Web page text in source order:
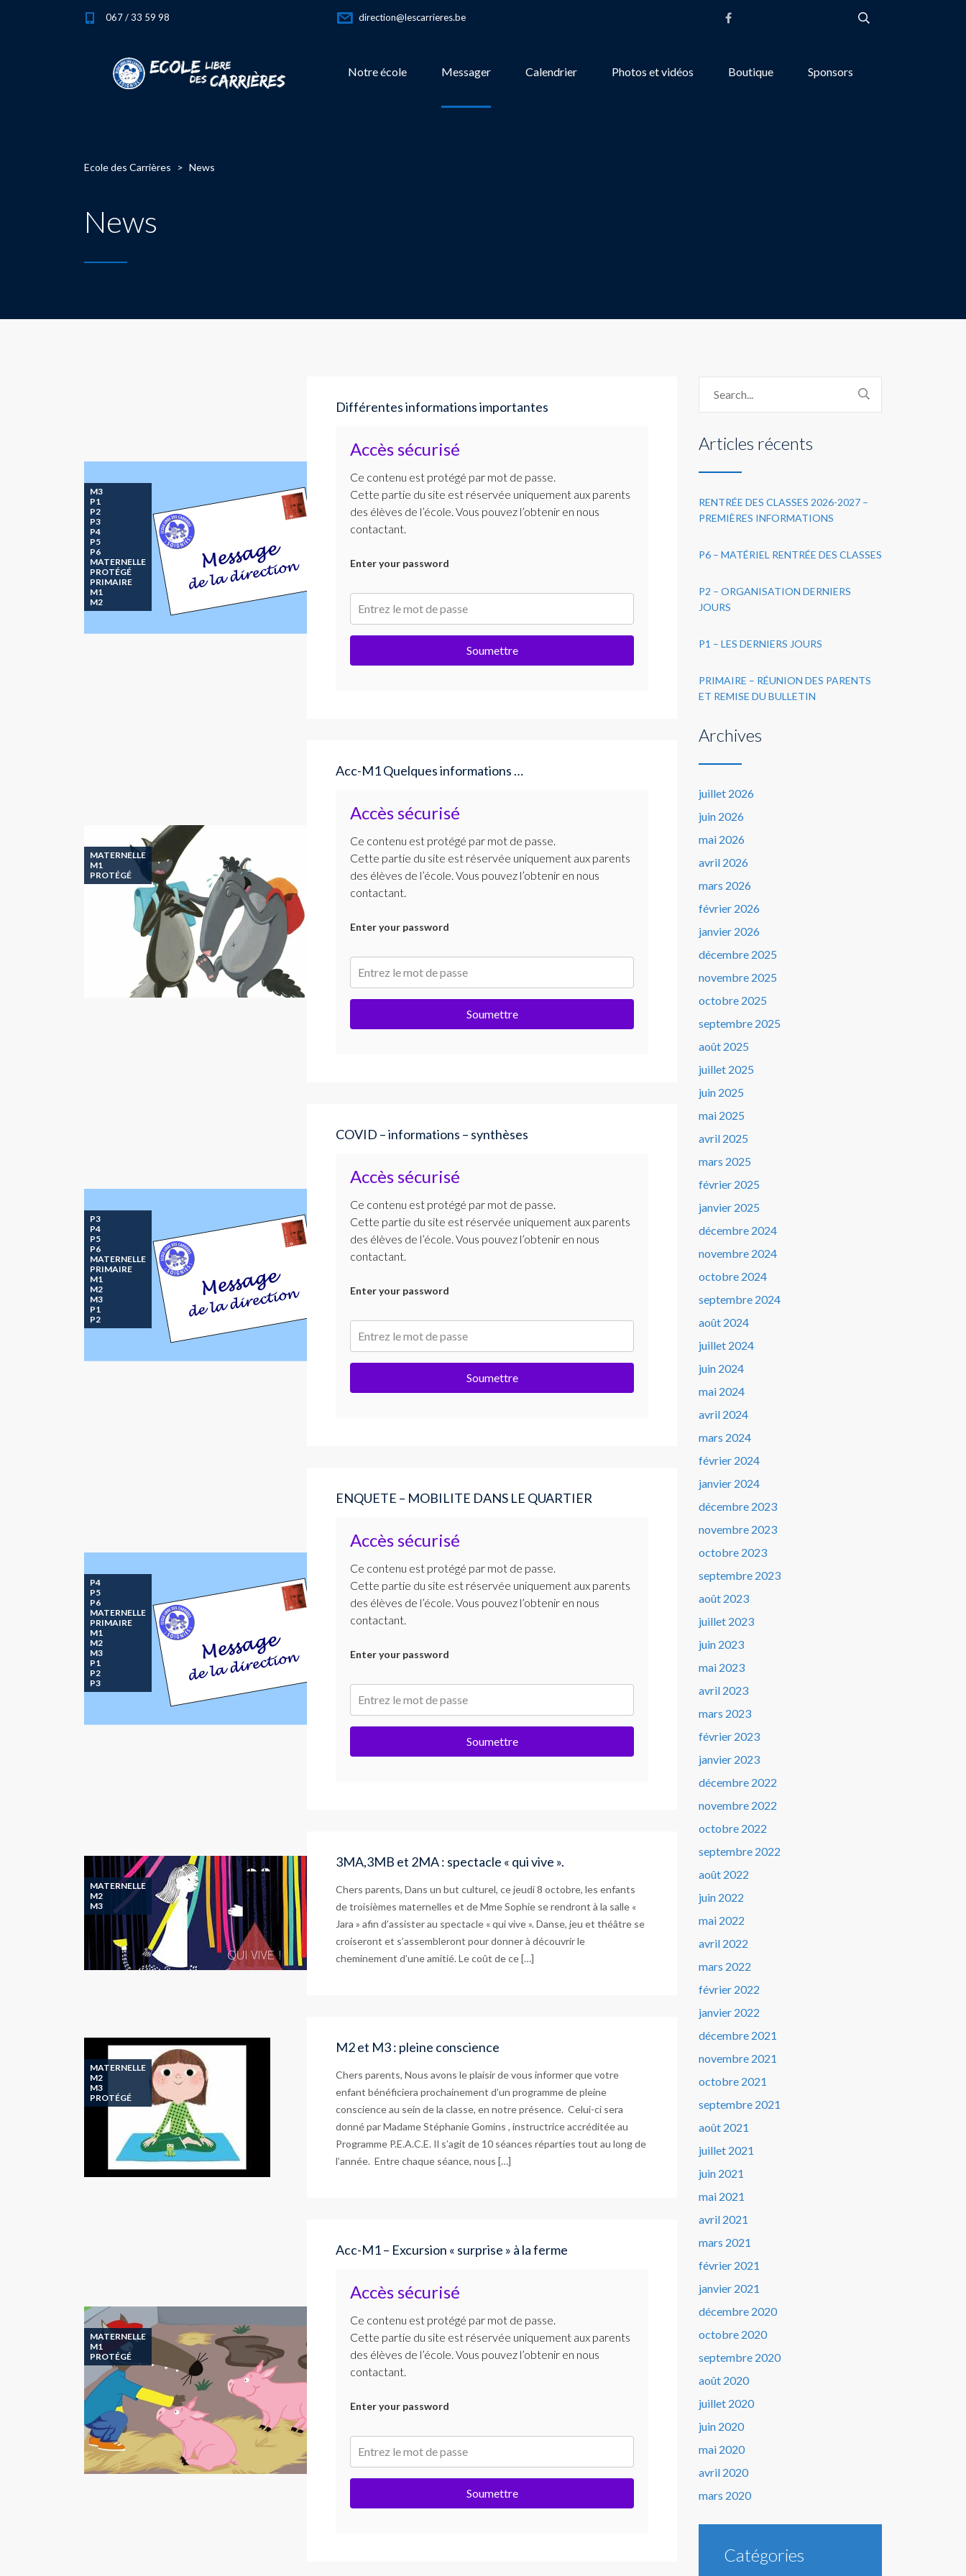
067 / 33 59 98 direction@lescarrieres.be
Notre école Messager Calendrier Photos et vidéos Boutique Sponsors
Ecole des Carrières > News
News
M3
P1
P2
P3
P4
P5
P6
MATERNELLE
PROTÉGÉ
PRIMAIRE
M1
M2
Différentes informations importantes
Accès sécurisé
Ce contenu est protégé par mot de passe.
Cette partie du site est réservée uniquement aux parents
des élèves de l’école. Vous pouvez l’obtenir en nous
contactant.
Enter your password
Soumettre
MATERNELLE
M1
PROTÉGÉ
Acc-M1 Quelques informations …
Accès sécurisé
Ce contenu est protégé par mot de passe.
Cette partie du site est réservée uniquement aux parents
des élèves de l’école. Vous pouvez l’obtenir en nous
contactant.
Enter your password
Soumettre
P3
P4
P5
P6
MATERNELLE
PRIMAIRE
M1
M2
M3
P1
P2
COVID – informations – synthèses
Accès sécurisé
Ce contenu est protégé par mot de passe.
Cette partie du site est réservée uniquement aux parents
des élèves de l’école. Vous pouvez l’obtenir en nous
contactant.
Enter your password
Soumettre
P4
P5
P6
MATERNELLE
PRIMAIRE
M1
M2
M3
P1
P2
P3
ENQUETE – MOBILITE DANS LE QUARTIER
Accès sécurisé
Ce contenu est protégé par mot de passe.
Cette partie du site est réservée uniquement aux parents
des élèves de l’école. Vous pouvez l’obtenir en nous
contactant.
Enter your password
Soumettre
MATERNELLE
M2
M3
3MA,3MB et 2MA : spectacle « qui vive ».
Chers parents, Dans un but culturel, ce jeudi 8 octobre, les enfants
de troisièmes maternelles et de Mme Sophie se rendront à la salle «
Jara » afin d’assister au spectacle « qui vive ». Danse, jeu et théâtre se
croiseront et s’assembleront pour donner à découvrir le
cheminement d’une amitié. Le coût de ce […]
MATERNELLE
M2
M3
PROTÉGÉ
M2 et M3 : pleine conscience
Chers parents, Nous avons le plaisir de vous informer que votre
enfant bénéficiera prochainement d’un programme de pleine
conscience au sein de la classe, en notre présence. Celui-ci sera
donné par Madame Stéphanie Gomins , instructrice accréditée au
Programme P.E.A.C.E. Il s’agit de 10 séances réparties tout au long de
l’année. Entre chaque séance, nous […]
MATERNELLE
M1
PROTÉGÉ
Acc-M1 – Excursion « surprise » à la ferme
Accès sécurisé
Ce contenu est protégé par mot de passe.
Cette partie du site est réservée uniquement aux parents
des élèves de l’école. Vous pouvez l’obtenir en nous
contactant.
Enter your password
Soumettre
Articles récents
RENTRÉE DES CLASSES 2026-2027 –
PREMIÈRES INFORMATIONS
P6 – MATÉRIEL RENTRÉE DES CLASSES
P2 – ORGANISATION DERNIERS
JOURS
P1 – LES DERNIERS JOURS
PRIMAIRE – RÉUNION DES PARENTS
ET REMISE DU BULLETIN
Archives
juillet 2026
juin 2026
mai 2026
avril 2026
mars 2026
février 2026
janvier 2026
décembre 2025
novembre 2025
octobre 2025
septembre 2025
août 2025
juillet 2025
juin 2025
mai 2025
avril 2025
mars 2025
février 2025
janvier 2025
décembre 2024
novembre 2024
octobre 2024
septembre 2024
août 2024
juillet 2024
juin 2024
mai 2024
avril 2024
mars 2024
février 2024
janvier 2024
décembre 2023
novembre 2023
octobre 2023
septembre 2023
août 2023
juillet 2023
juin 2023
mai 2023
avril 2023
mars 2023
février 2023
janvier 2023
décembre 2022
novembre 2022
octobre 2022
septembre 2022
août 2022
juin 2022
mai 2022
avril 2022
mars 2022
février 2022
janvier 2022
décembre 2021
novembre 2021
octobre 2021
septembre 2021
août 2021
juillet 2021
juin 2021
mai 2021
avril 2021
mars 2021
février 2021
janvier 2021
décembre 2020
octobre 2020
septembre 2020
août 2020
juillet 2020
juin 2020
mai 2020
avril 2020
mars 2020
Catégories